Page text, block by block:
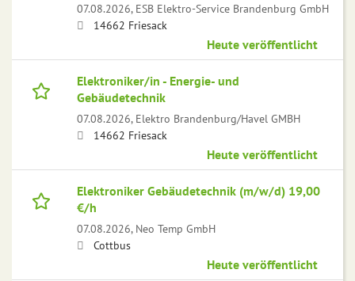
07.08.2026, ESB Elektro-Service Brandenburg GmbH
14662 Friesack
Heute veröffentlicht
Elektroniker/in - Energie- und
Gebäudetechnik
07.08.2026, Elektro Brandenburg/Havel GMBH
14662 Friesack
Heute veröffentlicht
Elektroniker Gebäudetechnik (m/w/d) 19,00
€/h
07.08.2026, Neo Temp GmbH
Cottbus
Heute veröffentlicht